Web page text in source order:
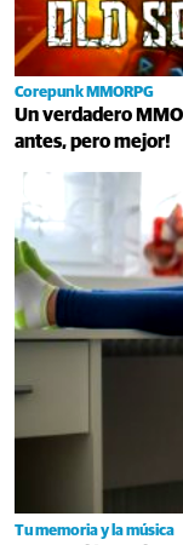
Corepunk MMORPG
Un verdadero
antes, pero mejor!
Tu memoria y la música